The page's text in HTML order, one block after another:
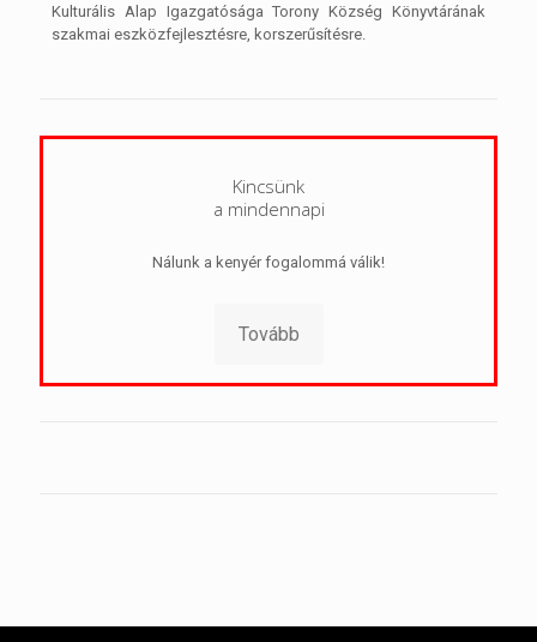
Kulturális Alap Igazgatósága Torony Község Könyvtárának
szakmai eszközfejlesztésre, korszerűsítésre.
Kincsünk
a mindennapi
Nálunk a kenyér fogalommá válik!
Tovább